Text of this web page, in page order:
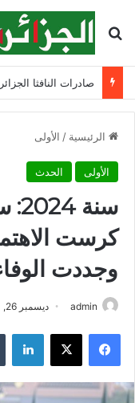
بحث عن
صادرات النافثا
الرئيسية / الأولى
الأولى الحدث
كرست
وجددت
admin ديسمبر 26, 2024
فيسبوك لينكدإن